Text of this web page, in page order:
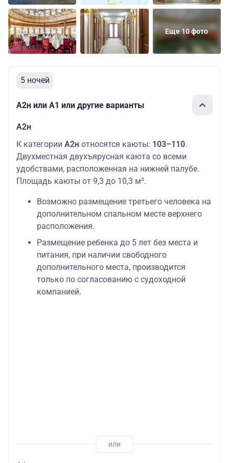
Еще 10 фото
5 ночей
А2н или А1 или другие варианты
А2н
К категории А2н относятся каюты: 103–110.
Двухместная двухъярусная каюта со всеми
удобствами, расположенная на нижней палубе.
Площадь каюты от 9,3 до 10,3 м².
Возможно размещение третьего человека на
дополнительном спальном месте верхнего
расположения.
Размещение ребенка до 5 лет без места и
питания, при наличии свободного
дополнительного места, производится
только по согласованию с судоходной
компанией.